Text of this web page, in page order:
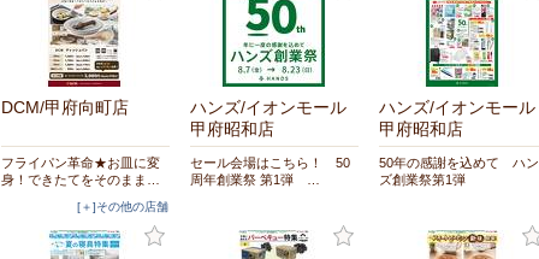
DCM/甲府向町店
フライパン革命★お皿に変
身！できたてをそのまま…
[＋]その他の店舗
ハンズ/イオンモール
甲府昭和店
セール会場はこちら！ 50
周年創業祭 第1弾 …
ハンズ/イオンモール
甲府昭和店
50年の感謝を込めて ハン
ズ創業祭第1弾